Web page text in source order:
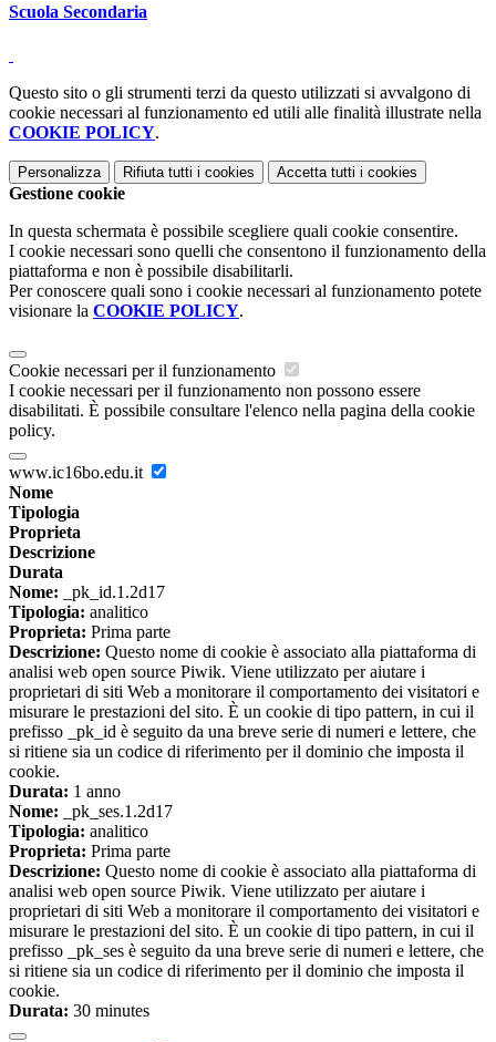
Scuola Secondaria
Questo sito o gli strumenti terzi da questo utilizzati si avvalgono di
cookie necessari al funzionamento ed utili alle finalità illustrate nella
COOKIE POLICY.
Personalizza Rifiuta tutti i cookies Accetta tutti i cookies
Gestione cookie
In questa schermata è possibile scegliere quali cookie consentire.
I cookie necessari sono quelli che consentono il funzionamento della
piattaforma e non è possibile disabilitarli.
Per conoscere quali sono i cookie necessari al funzionamento potete
visionare la COOKIE POLICY.
Cookie necessari per il funzionamento
I cookie necessari per il funzionamento non possono essere
disabilitati. È possibile consultare l'elenco nella pagina della cookie
policy.
www.ic16bo.edu.it
Nome
Tipologia
Proprieta
Descrizione
Durata
Nome: _pk_id.1.2d17
Tipologia: analitico
Proprieta: Prima parte
Descrizione: Questo nome di cookie è associato alla piattaforma di
analisi web open source Piwik. Viene utilizzato per aiutare i
proprietari di siti Web a monitorare il comportamento dei visitatori e
misurare le prestazioni del sito. È un cookie di tipo pattern, in cui il
prefisso _pk_id è seguito da una breve serie di numeri e lettere, che
si ritiene sia un codice di riferimento per il dominio che imposta il
cookie.
Durata: 1 anno
Nome: _pk_ses.1.2d17
Tipologia: analitico
Proprieta: Prima parte
Descrizione: Questo nome di cookie è associato alla piattaforma di
analisi web open source Piwik. Viene utilizzato per aiutare i
proprietari di siti Web a monitorare il comportamento dei visitatori e
misurare le prestazioni del sito. È un cookie di tipo pattern, in cui il
prefisso _pk_ses è seguito da una breve serie di numeri e lettere, che
si ritiene sia un codice di riferimento per il dominio che imposta il
cookie.
Durata: 30 minutes